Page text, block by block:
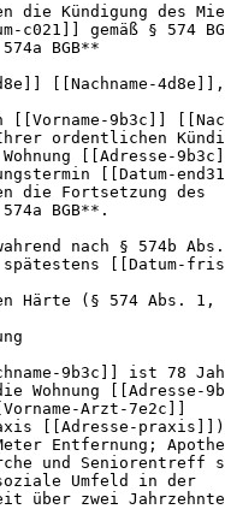
die Kündigung des
c021]] gemäß § 574
BGB**
[[Nachname-4d8e]],
[[Vorname-9b3c]]
ordentlichen
[[Adresse-
[[Datum-
die Fortsetzung des
BGB**.
nach § 574b Abs.
[[Datum-
Härte (§ 574 Abs. 1,
9b3c]] ist 78
Wohnung [[Adresse-
Arzt-7e2c]]
[[Adresse-
Entfernung;
und Seniorentreff
Umfeld in der
über zwei